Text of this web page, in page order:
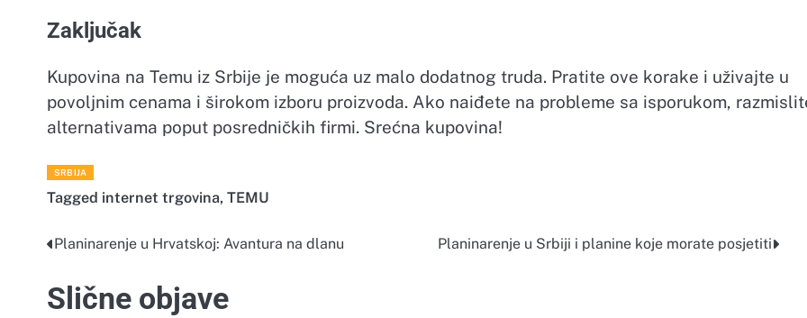
Zaključak
Kupovina na Temu iz Srbije je moguća uz malo dodatnog truda. Pratite ove korake i uživajte u
povoljnim cenama i širokom izboru proizvoda. Ako naiđete na probleme sa isporukom,
alternativama poput posredničkih firmi. Srećna kupovina!
SRBIJA
Tagged internet trgovina, TEMU
Navigacija
objava
Planinarenje u Hrvatskoj: Avantura na dlanu Planinarenje u Srbiji i planine koje morate posjetiti
Slične objave